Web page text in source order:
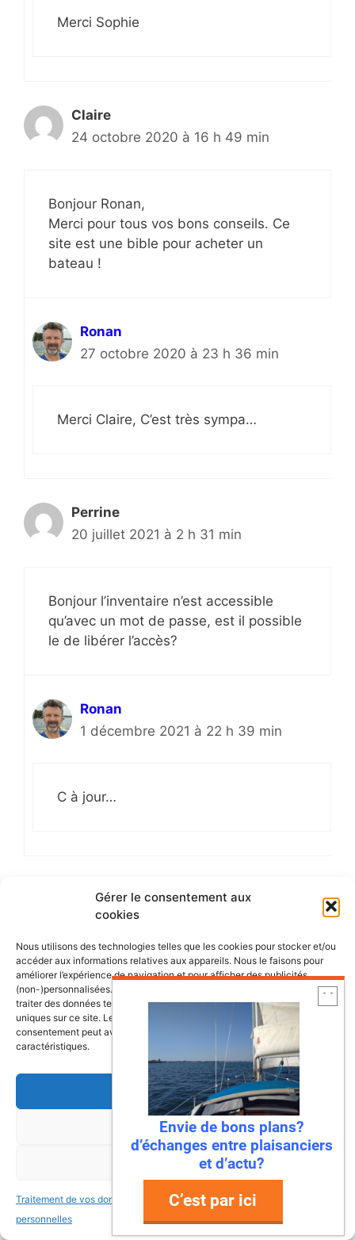
Gérer le consentement aux
cookies
Nous utilisons des technologies telles que les cookies pour stocker et/ou
accéder aux informations relatives aux appareils. Nous le faisons pour
améliorer l’expérience de navigation et pour afficher des publicités
(non-)personnalisées. Consentir à ces technologies nous autorisera à
traiter des données telles que le comportement de navigation ou les ID
uniques sur ce site. Le fait de ne pas consentir ou de retirer son
consentement peut avoir un effet négatif sur certaines fonctonnalités et
caractéristiques.
Accepter
Refuser
Voir les préférences
Traitement de vos données
personnelles
Traitement de vos données
personnelles
Merci Sophie
Claire
24 octobre 2020 à 16 h 49 min
Bonjour Ronan,
Merci pour tous vos bons conseils. Ce
site est une bible pour acheter un
bateau !
Ronan
27 octobre 2020 à 23 h 36 min
Merci Claire, C’est très sympa…
Perrine
20 juillet 2021 à 2 h 31 min
Bonjour l’inventaire n’est accessible
qu’avec un mot de passe, est il possible
le de libérer l’accès?
Ronan
1 décembre 2021 à 22 h 39 min
C à jour…
BECHET
13 novembre 2023 à 18 h 49 min
Bonjour
Merci pour toutes ces infos.
Que penses tu de la marque antila?
Comparaison entre le maxus 24 et antila
24 ?
Merci si tu as les infos.
Bonne continuation
Envie de bons plans?
d’échanges entre plaisanciers
et d’actu?
C’est par ici